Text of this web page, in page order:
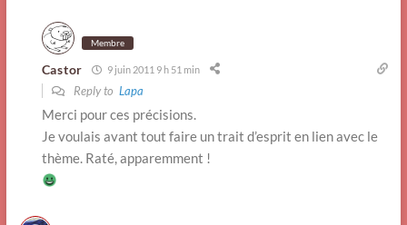
Membre
Castor 9 juin 2011 9 h 51 min
Reply to Lapa
Merci pour ces précisions.
Je voulais avant tout faire un trait d’esprit en lien avec le
thème. Raté, apparemment !